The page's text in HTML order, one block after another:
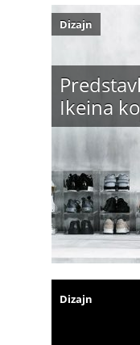
Ikeina
Dizajn
Dizajn